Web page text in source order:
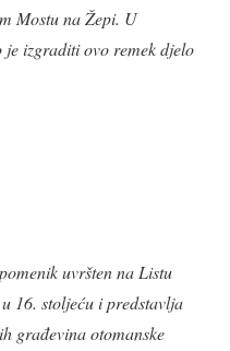
Mostu na Žepi. U
je izgraditi ovo remek djelo
uvršten na Listu
16. stoljeću i predstavlja
građevina otomanske